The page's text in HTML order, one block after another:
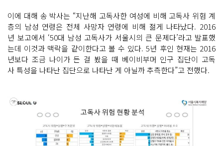
이에 대해 송 박사는 “지난해 고독사한 여성에 비해 고독사 위험 계
층의 남성 연령은 전체 사망자 연령에 비해 젊게 나타났다. 2016
년 보고에서 ‘50대 남성 고독사가 서울시의 큰 문제다’라고 발표했
는데 이것과 맥락을 같이한다고 볼 수 있다. 5년 후인 현재는 2016
년보다 조금 나이가 든 걸 봤을 때 베이비부머 인구 집단이 고독
사 특성을 나타난 집단으로 나타난 게 아닐까 추측한다”고 전했다.